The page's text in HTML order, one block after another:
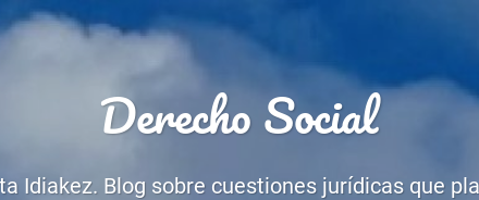
Derecho Social
Idiakez. Blog sobre cuestiones jurídicas que